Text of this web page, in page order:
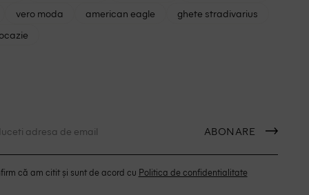
vero moda american eagle
ghete stradivarius
ABONARE
că am citit și sunt de acord cu Politica de confidentialitate